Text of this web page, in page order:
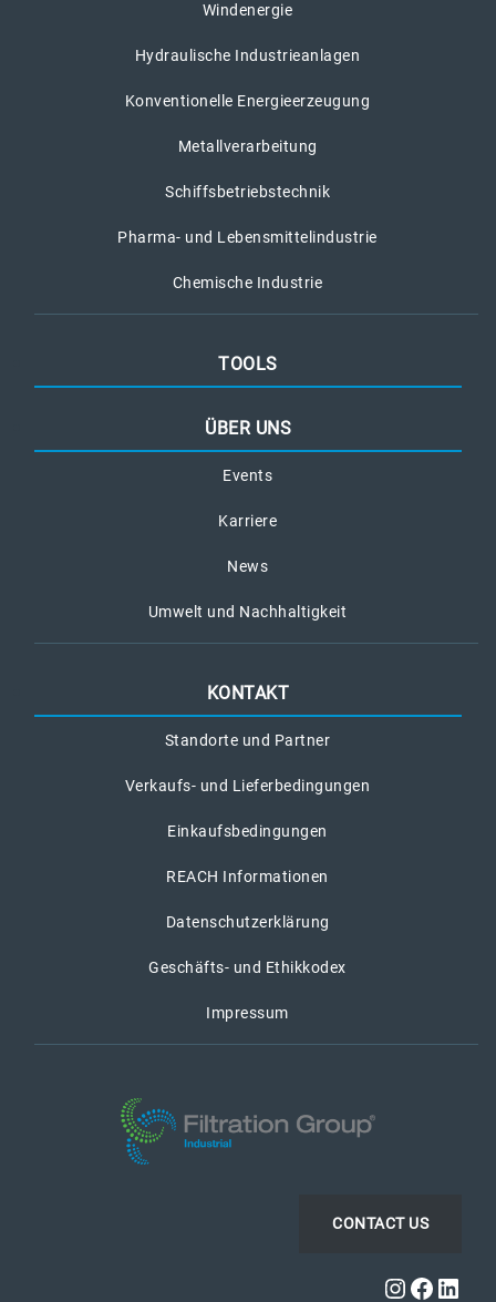
Windenergie
Hydraulische Industrieanlagen
Konventionelle Energieerzeugung
Metallverarbeitung
Schiffsbetriebstechnik
Pharma- und Lebensmittelindustrie
Chemische Industrie
TOOLS
ÜBER UNS
Events
Karriere
News
Umwelt und Nachhaltigkeit
KONTAKT
Standorte und Partner
Verkaufs- und Lieferbedingungen
Einkaufsbedingungen
REACH Informationen
Datenschutzerklärung
Geschäfts- und Ethikkodex
Impressum
CONTACT US